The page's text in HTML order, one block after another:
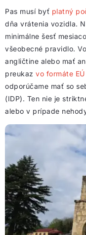
Pas musí byť platný
dňa vrátenia vozidla.
minimálne šesť
všeobecné pravidlo.
angličtine alebo mať
preukaz vo formáte EÚ
odporúčame mať so
(IDP). Ten nie je
alebo v prípade